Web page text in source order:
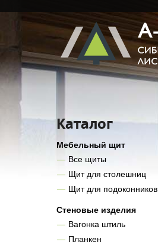
Каталог
Мебельный щит
Все щиты
Щит для столешниц
Щит для подоконников
Стеновые изделия
Вагонка штиль
Планкен